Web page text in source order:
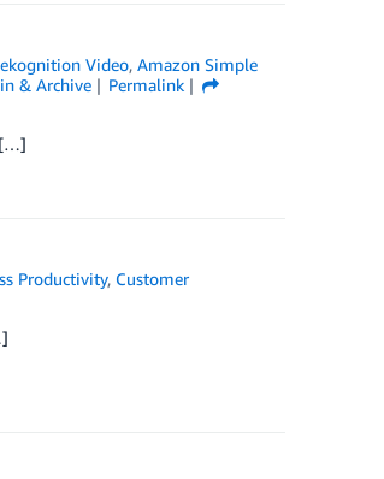
Video,Amazon Simple
& Archive
Permalink
[…]
Productivity, Customer